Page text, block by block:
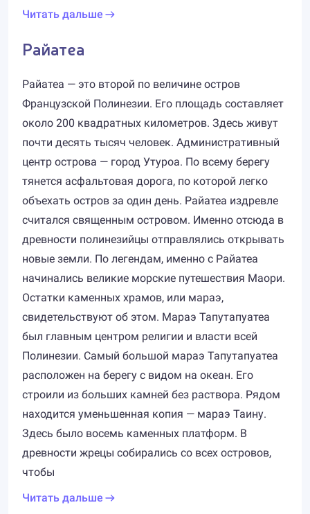
Читать дальше
Райатеа
Райатеа — это второй по величине остров
Французской Полинезии. Его площадь составляет
около 200 квадратных километров. Здесь живут
почти десять тысяч человек. Административный
центр острова — город Утуроа. По всему берегу
тянется асфальтовая дорога, по которой легко
объехать остров за один день. Райатеа издревле
считался священным островом. Именно отсюда в
древности полинезийцы отправлялись открывать
новые земли. По легендам, именно с Райатеа
начинались великие морские путешествия Маори.
Остатки каменных храмов, или мараэ,
свидетельствуют об этом. Мараэ Тапутапуатеа
был главным центром религии и власти всей
Полинезии. Самый большой мараэ Тапутапуатеа
расположен на берегу с видом на океан. Его
строили из больших камней без раствора. Рядом
находится уменьшенная копия — мараэ Таину.
Здесь было восемь каменных платформ. В
древности жрецы собирались со всех островов,
чтобы
Читать дальше